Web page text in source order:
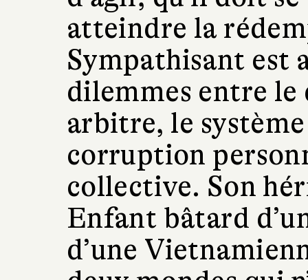
atteindre la
Sympathisant est
dilemmes entre
arbitre, le
corruption
collective. Son
Enfant bâtard
d’une